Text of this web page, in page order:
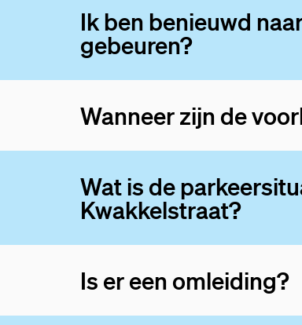
Ik ben benieuwd
gebeuren?
Wanneer zijn de
Wat is de
Kwakkelstraat?
Is er een omleiding?